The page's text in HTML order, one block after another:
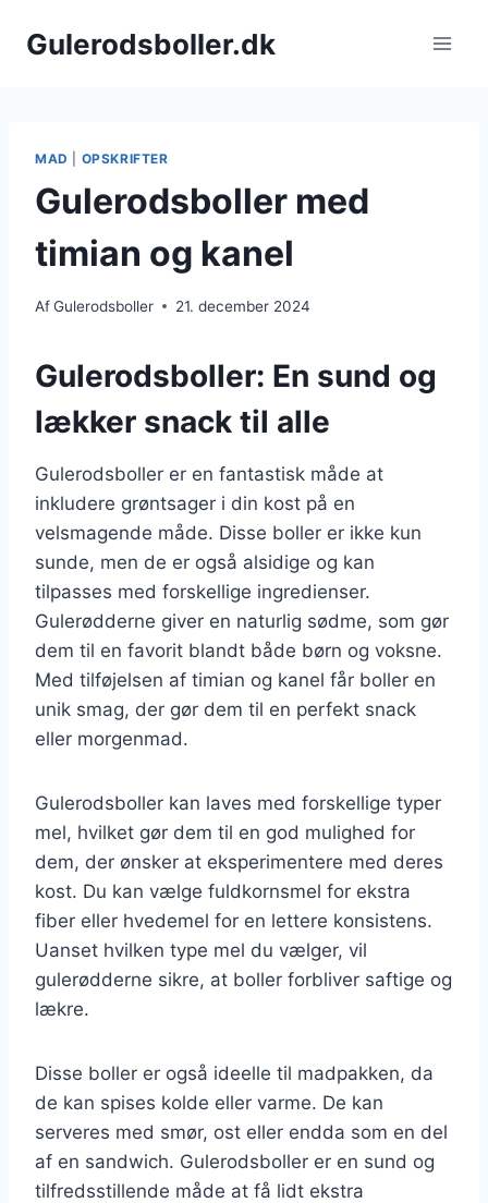
Gulerodsboller.dk
MAD OPSKRIFTER
Gulerodsboller med
timian og kanel
AfGulerodsboller 21. december 2024
Gulerodsboller: En sund og
lækker snack til alle
Gulerodsboller er en fantastisk måde at
inkludere grøntsager i din kost på en
velsmagende måde. Disse boller er ikke kun
sunde, men de er også alsidige og kan
tilpasses med forskellige ingredienser.
Gulerødderne giver en naturlig sødme, som gør
dem til en favorit blandt både børn og voksne.
Med tilføjelsen af timian og kanel får boller en
unik smag, der gør dem til en perfekt snack
eller morgenmad.
Gulerodsboller kan laves med forskellige typer
mel, hvilket gør dem til en god mulighed for
dem, der ønsker at eksperimentere med deres
kost. Du kan vælge fuldkornsmel for ekstra
fiber eller hvedemel for en lettere konsistens.
Uanset hvilken type mel du vælger, vil
gulerødderne sikre, at boller forbliver saftige og
lækre.
Disse boller er også ideelle til madpakken, da
de kan spises kolde eller varme. De kan
serveres med smør, ost eller endda som en del
af en sandwich. Gulerodsboller er en sund og
tilfredsstillende måde at få lidt ekstra